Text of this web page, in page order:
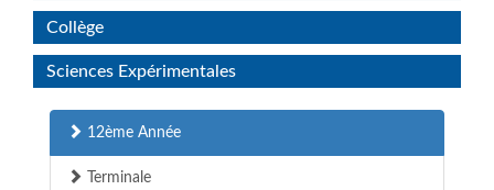
Collège
Sciences Expérimentales
12ème Année
Terminale